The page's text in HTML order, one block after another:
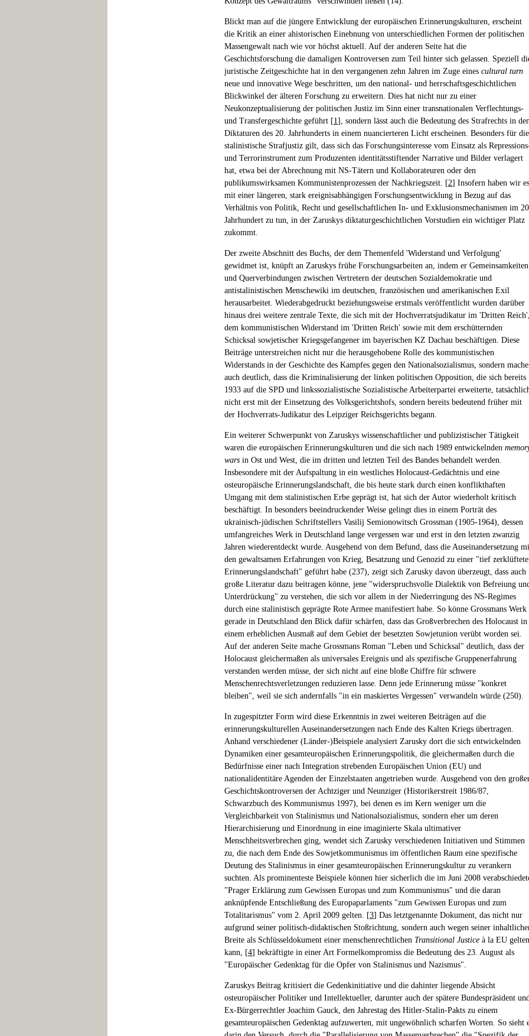
Blickt man auf die jüngere Entwicklung der europäischen Erinnerungskulturen, erscheint
die Kritik an einer ahistorischen Einebnung von unterschiedlichen Formen der politischen
Massengewalt nach wie vor höchst aktuell. Auf der anderen Seite hat die
Geschichtsforschung die damaligen Kontroversen zum Teil hinter sich gelassen. Speziell
juristische Zeitgeschichte hat in den vergangenen zehn Jahren im Zuge eines cultural turn
neue und innovative Wege beschritten, um den national- und herrschaftsgeschichtlichen
Blickwinkel der älteren Forschung zu erweitern. Dies hat nicht nur zu einer
Neukonzeptualisierung der politischen Justiz im Sinn einer transnationalen Verflechtungs-
und Transfergeschichte geführt [1], sondern lässt auch die Bedeutung des Strafrechts in
Diktaturen des 20. Jahrhunderts in einem nuancierteren Licht erscheinen. Besonders für die
stalinistische Strafjustiz gilt, dass sich das Forschungsinteresse vom Einsatz als
und Terrorinstrument zum Produzenten identitätsstiftender Narrative und Bilder verlagert
hat, etwa bei der Abrechnung mit NS-Tätern und Kollaborateuren oder den
publikumswirksamen Kommunistenprozessen der Nachkriegszeit. [2] Insofern haben wir es
mit einer längeren, stark ereignisabhängigen Forschungsentwicklung in Bezug auf das
Verhältnis von Politik, Recht und gesellschaftlichen In- und Exklusionsmechanismen im
Jahrhundert zu tun, in der Zaruskys diktaturgeschichtlichen Vorstudien ein wichtiger Platz
zukommt.
Der zweite Abschnitt des Buchs, der dem Themenfeld 'Widerstand und Verfolgung'
gewidmet ist, knüpft an Zaruskys frühe Forschungsarbeiten an, indem er Gemeinsamkeiten
und Querverbindungen zwischen Vertretern der deutschen Sozialdemokratie und
antistalinistischen Menschewiki im deutschen, französischen und amerikanischen Exil
herausarbeitet. Wiederabgedruckt beziehungsweise erstmals veröffentlicht wurden darüber
hinaus drei weitere zentrale Texte, die sich mit der Hochverratsjudikatur im 'Dritten
dem kommunistischen Widerstand im 'Dritten Reich' sowie mit dem erschütternden
Schicksal sowjetischer Kriegsgefangener im bayerischen KZ Dachau beschäftigen. Diese
Beiträge unterstreichen nicht nur die herausgehobene Rolle des kommunistischen
Widerstands in der Geschichte des Kampfes gegen den Nationalsozialismus, sondern
auch deutlich, dass die Kriminalisierung der linken politischen Opposition, die sich bereits
1933 auf die SPD und linkssozialistische Sozialistische Arbeiterpartei erweiterte,
nicht erst mit der Einsetzung des Volksgerichtshofs, sondern bereits bedeutend früher mit
der Hochverrats-Judikatur des Leipziger Reichsgerichts begann.
Ein weiterer Schwerpunkt von Zaruskys wissenschaftlicher und publizistischer Tätigkeit
waren die europäischen Erinnerungskulturen und die sich nach 1989 entwickelnden
wars in Ost und West, die im dritten und letzten Teil des Bandes behandelt werden.
Insbesondere mit der Aufspaltung in ein westliches Holocaust-Gedächtnis und eine
osteuropäische Erinnerungslandschaft, die bis heute stark durch einen konflikthaften
Umgang mit dem stalinistischen Erbe geprägt ist, hat sich der Autor wiederholt kritisch
beschäftigt. In besonders beeindruckender Weise gelingt dies in einem Porträt des
ukrainisch-jüdischen Schriftstellers Vasilij Semionowitsch Grossman (1905-1964), dessen
umfangreiches Werk in Deutschland lange vergessen war und erst in den letzten zwanzig
Jahren wiederentdeckt wurde. Ausgehend von dem Befund, dass die Auseinandersetzung
den gewaltsamen Erfahrungen von Krieg, Besatzung und Genozid zu einer "tief
Erinnerungslandschaft" geführt habe (237), zeigt sich Zarusky davon überzeugt, dass auch
große Literatur dazu beitragen könne, jene "widerspruchsvolle Dialektik von Befreiung
Unterdrückung" zu verstehen, die sich vor allem in der Niederringung des NS-Regimes
durch eine stalinistisch geprägte Rote Armee manifestiert habe. So könne Grossmans Werk
gerade in Deutschland den Blick dafür schärfen, dass das Großverbrechen des Holocaust in
einem erheblichen Ausmaß auf dem Gebiet der besetzten Sowjetunion verübt worden sei.
Auf der anderen Seite mache Grossmans Roman "Leben und Schicksal" deutlich, dass der
Holocaust gleichermaßen als universales Ereignis und als spezifische Gruppenerfahrung
verstanden werden müsse, der sich nicht auf eine bloße Chiffre für schwere
Menschenrechtsverletzungen reduzieren lasse. Denn jede Erinnerung müsse "konkret
bleiben", weil sie sich andernfalls "in ein maskiertes Vergessen" verwandeln würde (250).
In zugespitzter Form wird diese Erkenntnis in zwei weiteren Beiträgen auf die
erinnerungskulturellen Auseinandersetzungen nach Ende des Kalten Kriegs übertragen.
Anhand verschiedener (Länder-)Beispiele analysiert Zarusky dort die sich entwickelnden
Dynamiken einer gesamteuropäischen Erinnerungspolitik, die gleichermaßen durch die
Bedürfnisse einer nach Integration strebenden Europäischen Union (EU) und
nationalidentitäre Agenden der Einzelstaaten angetrieben wurde. Ausgehend von den
Geschichtskontroversen der Achtziger und Neunziger (Historikerstreit 1986/87,
Schwarzbuch des Kommunismus 1997), bei denen es im Kern weniger um die
Vergleichbarkeit von Stalinismus und Nationalsozialismus, sondern eher um deren
Hierarchisierung und Einordnung in eine imaginierte Skala ultimativer
Menschheitsverbrechen ging, wendet sich Zarusky verschiedenen Initiativen und Stimmen
zu, die nach dem Ende des Sowjetkommunismus im öffentlichen Raum eine spezifische
Deutung des Stalinismus in einer gesamteuropäischen Erinnerungskultur zu verankern
suchten. Als prominenteste Beispiele können hier sicherlich die im Juni 2008
"Prager Erklärung zum Gewissen Europas und zum Kommunismus" und die daran
anknüpfende Entschließung des Europaparlaments "zum Gewissen Europas und zum
Totalitarismus" vom 2. April 2009 gelten. [3] Das letztgenannte Dokument, das nicht nur
aufgrund seiner politisch-didaktischen Stoßrichtung, sondern auch wegen seiner
Breite als Schlüsseldokument einer menschenrechtlichen Transitional Justice à la EU gelten
kann, [4] bekräftigte in einer Art Formelkompromiss die Bedeutung des 23. August als
"Europäischer Gedenktag für die Opfer von Stalinismus und Nazismus".
Zaruskys Beitrag kritisiert die Gedenkinitiative und die dahinter liegende Absicht
osteuropäischer Politiker und Intellektueller, darunter auch der spätere Bundespräsident
Ex-Bürgerrechtler Joachim Gauck, den Jahrestag des Hitler-Stalin-Pakts zu einem
gesamteuropäischen Gedenktag aufzuwerten, mit ungewöhnlich scharfen Worten. So sieht